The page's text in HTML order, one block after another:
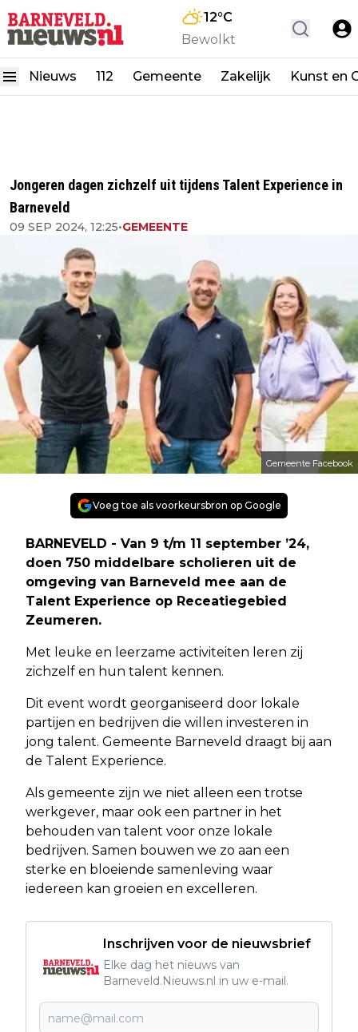
12°C
Bewolkt
Nieuws 112 Gemeente Zakelijk Kunst en
Jongeren dagen zichzelf uit tijdens Talent Experience in
Barneveld
09 SEP 2024, 12:25•GEMEENTE
Gemeente Facebook
Voeg toe als voorkeursbron op Google
BARNEVELD - Van 9 t/m 11 september ’24,
doen 750 middelbare scholieren uit de
omgeving van Barneveld mee aan de
Talent Experience op Receatiegebied
Zeumeren.
Met leuke en leerzame activiteiten leren zij
zichzelf en hun talent kennen.
Dit event wordt georganiseerd door lokale
partijen en bedrijven die willen investeren in
jong talent. Gemeente Barneveld draagt bij aan
de Talent Experience.
Als gemeente zijn we niet alleen een trotse
werkgever, maar ook een partner in het
behouden van talent voor onze lokale
bedrijven. Samen bouwen we zo aan een
sterke en bloeiende samenleving waar
iedereen kan groeien en excelleren.
Inschrijven voor de nieuwsbrief
Elke dag het nieuws van
Barneveld.Nieuws.nl in uw e-mail.